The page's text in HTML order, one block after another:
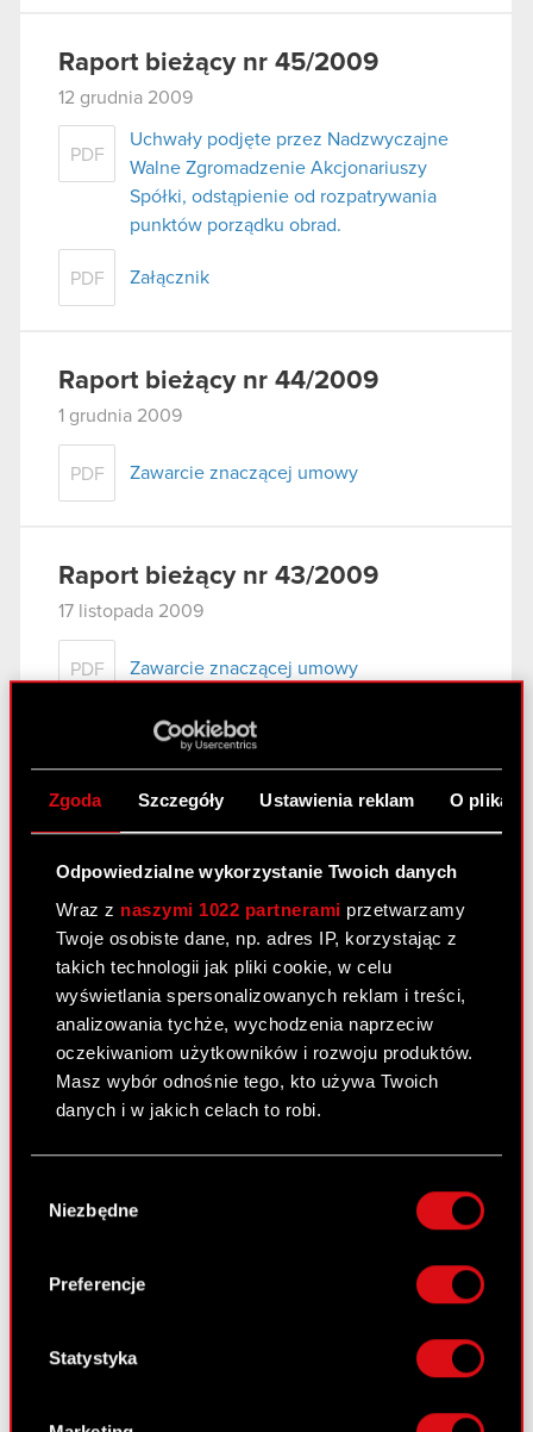
Zgoda Szczegóły Ustawienia reklam O
Odpowiedzialne wykorzystanie Twoich danych
Wraz z naszymi 1022 partnerami przetwarzamy
Twoje osobiste dane, np. adres IP, korzystając z
takich technologii jak pliki cookie, w celu
wyświetlania spersonalizowanych reklam i treści,
analizowania tychże, wychodzenia naprzeciw
oczekiwaniom użytkowników i rozwoju produktów.
Masz wybór odnośnie tego, kto używa Twoich
danych i w jakich celach to robi.
Gromadzić dane dotyczące Twojej
lokalizacji geograficznej z dokładnością nawet
Identyfikować Twoje urządzenie, aktywnie
analizując charakteryzującego je zbiory
palca)
osobiste dane są przetwarzane oraz ustaw własne
zgody
Niezbędne
Preferencje
Statystyka
Raport bieżący nr 45/2009
12 grudnia 2009
PDF
Uchwały podjęte przez Nadzwyczajne
Walne Zgromadzenie Akcjonariuszy
Spółki, odstąpienie od rozpatrywania
punktów porządku obrad.
PDF Załącznik
Raport bieżący nr 44/2009
1 grudnia 2009
PDF Zawarcie znaczącej umowy
Raport bieżący nr 43/2009
17 listopada 2009
PDF Zawarcie znaczącej umowy
Raport bieżący nr 42/2009
17 listopada 2009
PDF Zawarcie aneksu do umowy znaczącej
Raport bieżący nr 41/2009
16 listopada 2009
PDF Załącznik
PDF Zawarcie znaczącej umowy
Raport bieżący nr 40/2009
Raport bieżący nr 39/2009